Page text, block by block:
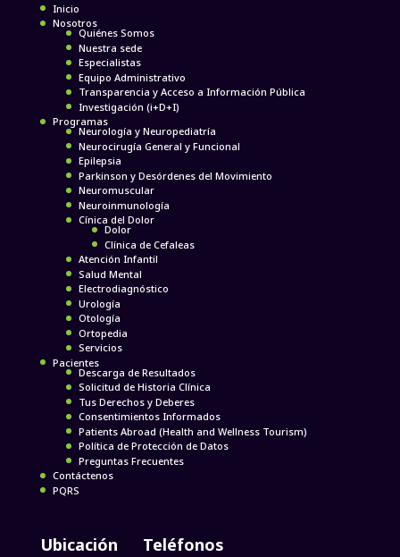
Inicio
Nosotros
Quiénes Somos
Nuestra sede
Especialistas
Equipo Administrativo
Transparencia y Acceso a Información Pública
Investigación (i+D+I)
Programas
Neurología y Neuropediatría
Neurocirugía General y Funcional
Epilepsia
Parkinson y Desórdenes del Movimiento
Neuromuscular
Neuroinmunología
Cínica del Dolor
Dolor
Clínica de Cefaleas
Atención Infantil
Salud Mental
Electrodiagnóstico
Urología
Otología
Ortopedia
Servicios
Pacientes
Descarga de Resultados
Solicitud de Historia Clínica
Tus Derechos y Deberes
Consentimientos Informados
Patients Abroad (Health and Wellness Tourism)
Política de Protección de Datos
Preguntas Frecuentes
Contáctenos
PQRS
Ubicación Teléfonos